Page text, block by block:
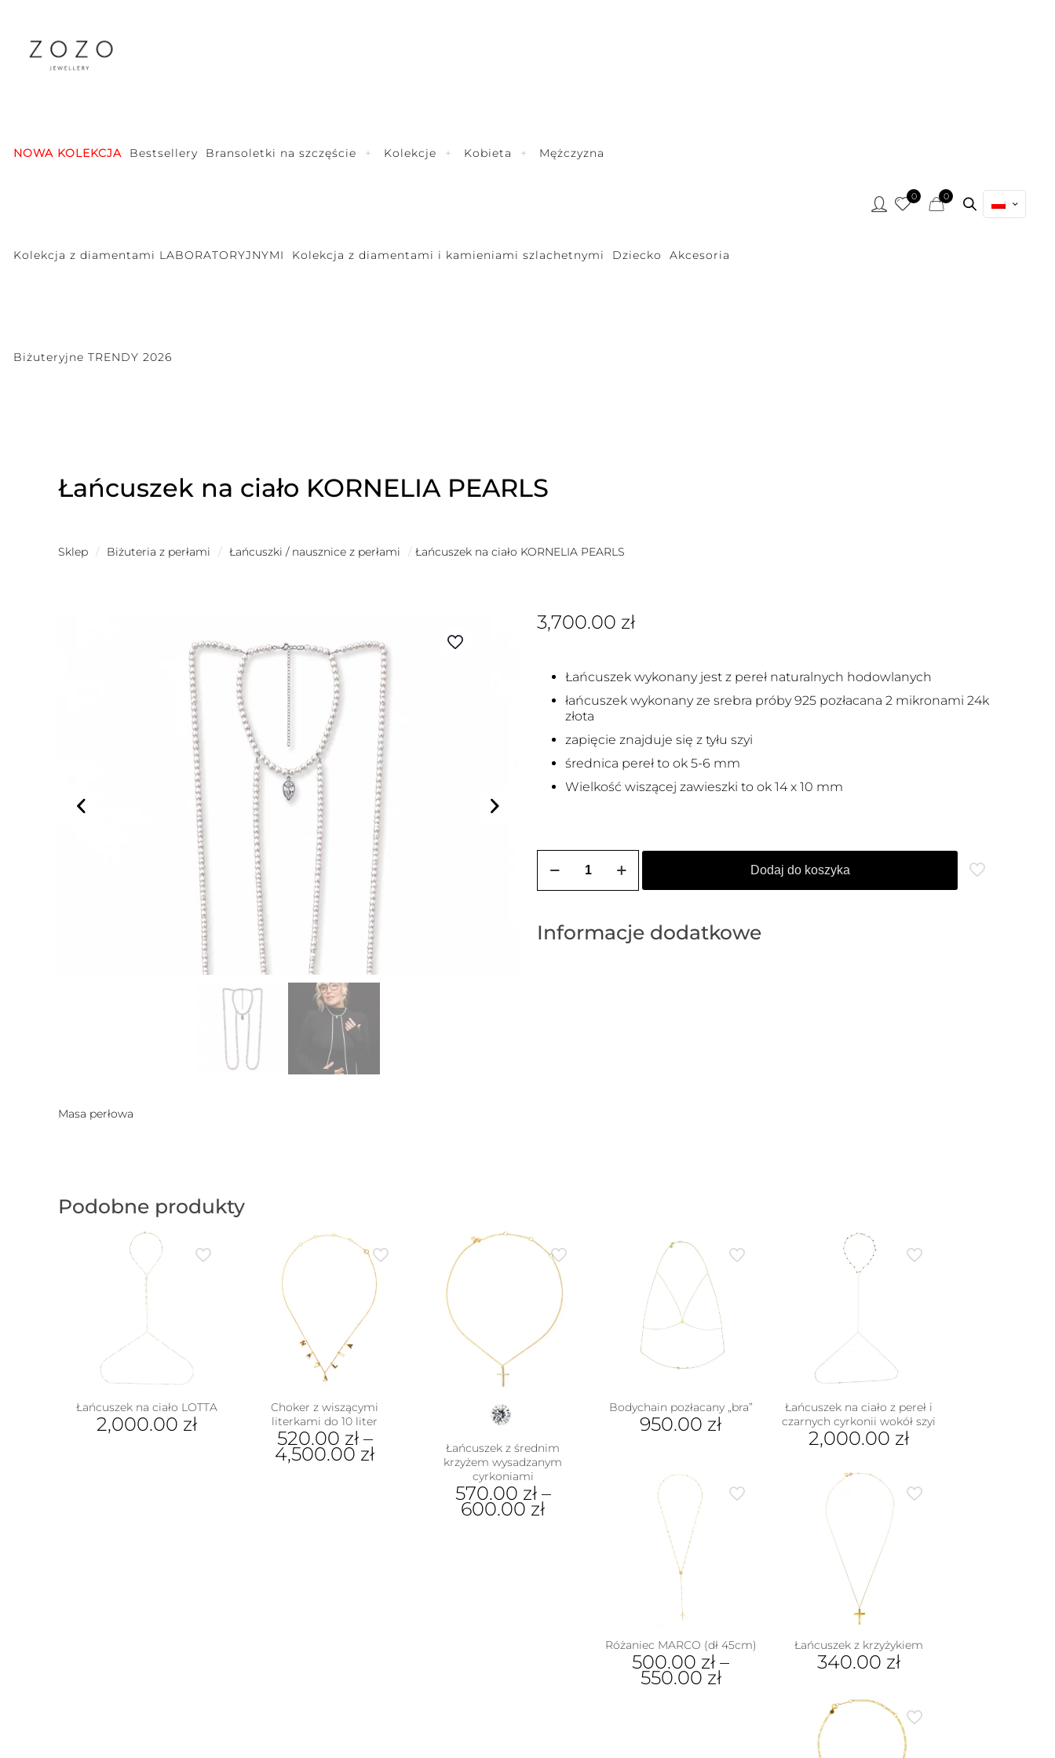
NOWA KOLEKCJA Bestsellery Bransoletki na szczęście Kolekcje Kobieta Mężczyzna
Kolekcja z diamentami LABORATORYJNYMI Kolekcja z diamentami i kamieniami szlachetnymi Dziecko Akcesoria
Biżuteryjne TRENDY 2026
0 0
Łańcuszek na ciało KORNELIA PEARLS
Sklep / Biżuteria z perłami / Łańcuszki / nausznice z perłami / Łańcuszek na ciało KORNELIA PEARLS
3,700.00 zł
Łańcuszek wykonany jest z pereł naturalnych hodowlanych
łańcuszek wykonany ze srebra próby 925 pozłacana 2 mikronami 24k
złota
zapięcie znajduje się z tyłu szyi
średnica pereł to ok 5-6 mm
Wielkość wiszącej zawieszki to ok 14 x 10 mm
Łańcuszek
PEARLS
Dodaj do koszyka
Informacje dodatkowe
Masa perłowa
Podobne produkty
Łańcuszek na ciało LOTTA
2,000.00 zł
Choker z wiszącymi
literkami do 10 liter
520.00 zł–
4,500.00 zł
Łańcuszek z średnim
krzyżem wysadzanym
cyrkoniami
570.00 zł–
600.00 zł
Bodychain pozłacany „bra”
950.00 zł
Łańcuszek na ciało z pereł i
czarnych cyrkonii wokół szyi
2,000.00 zł
Różaniec MARCO (dł 45cm)
500.00 zł –
550.00 zł
Łańcuszek z krzyżykiem
340.00 zł